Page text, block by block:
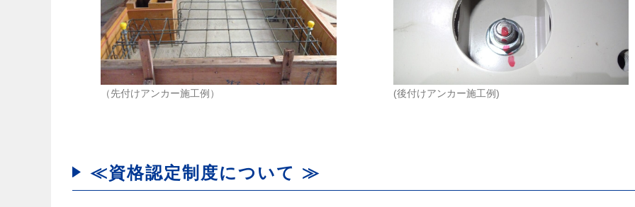
（先付けアンカー施工例） (後付けアンカー施工例)
≪資格認定制度について ≫